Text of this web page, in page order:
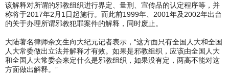
该解释对所谓的邪教组织进行界定、量刑、宣传品的认定程序等，并
称将于2017年2月1日起施行。而此前1999年、2001年及2002年出台
的关于办理所谓邪教犯罪案件的解释，同时废止。
大陆著名律师余文生向大纪元记者表示，“这方面只有全国人大和全国
人大常委做出立法并解释才有效。如果是邪教组织，应该由全国人大
和全国人大常委会来定什么是邪教组织，如果没有定，两高不能对这
方面做出解释。”